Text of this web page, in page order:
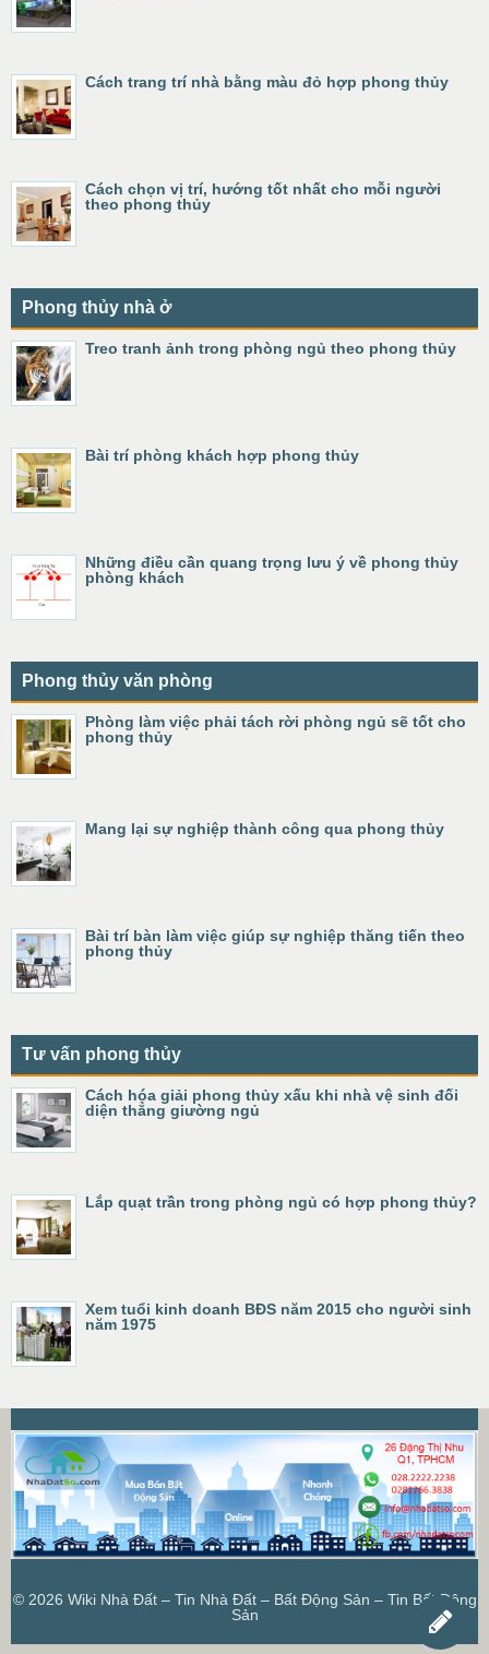
Cách trang trí nhà bằng màu đỏ hợp phong thủy
Cách chọn vị trí, hướng tốt nhất cho mỗi người
theo phong thủy
Phong thủy nhà ở
Treo tranh ảnh trong phòng ngủ theo phong thủy
Bài trí phòng khách hợp phong thủy
Những điều cần quang trọng lưu ý về phong thủy
phòng khách
Phong thủy văn phòng
Phòng làm việc phải tách rời phòng ngủ sẽ tốt cho
phong thủy
Mang lại sự nghiệp thành công qua phong thủy
Bài trí bàn làm việc giúp sự nghiệp thăng tiến theo
phong thủy
Tư vấn phong thủy
Cách hóa giải phong thủy xấu khi nhà vệ sinh đối
diện thẳng giường ngủ
Lắp quạt trần trong phòng ngủ có hợp phong thủy?
Xem tuổi kinh doanh BĐS năm 2015 cho người sinh
năm 1975
© 2026 Wiki Nhà Đất – Tin Nhà Đất – Bất Động Sản – Tin Bất Động
Sản